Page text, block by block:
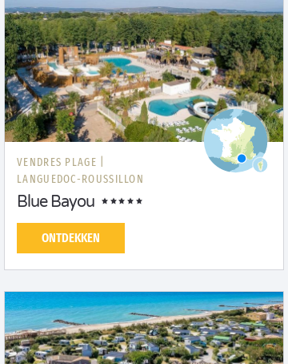
VENDRES PLAGE |
LANGUEDOC-ROUSSILLON
Blue Bayou
ONTDEKKEN